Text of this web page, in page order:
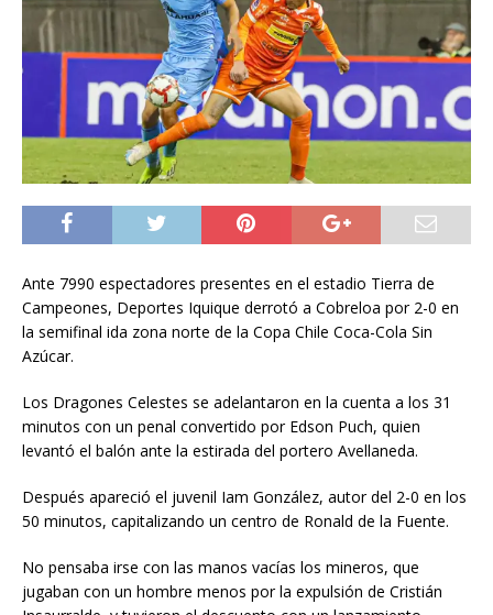
Ante 7990 espectadores presentes en el estadio Tierra de
Campeones, Deportes Iquique derrotó a Cobreloa por 2-0 en
la semifinal ida zona norte de la Copa Chile Coca-Cola Sin
Azúcar.
Los Dragones Celestes se adelantaron en la cuenta a los 31
minutos con un penal convertido por Edson Puch, quien
levantó el balón ante la estirada del portero Avellaneda.
Después apareció el juvenil Iam González, autor del 2-0 en los
50 minutos, capitalizando un centro de Ronald de la Fuente.
No pensaba irse con las manos vacías los mineros, que
jugaban con un hombre menos por la expulsión de Cristián